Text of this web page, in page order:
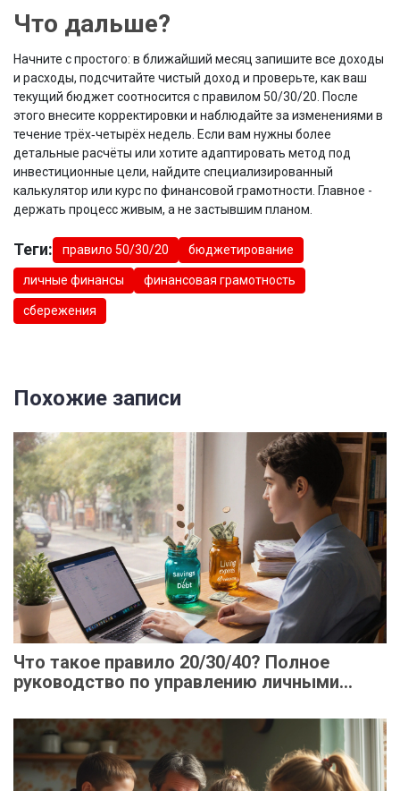
Что дальше?
Начните с простого: в ближайший месяц запишите все доходы
и расходы, подсчитайте чистый доход и проверьте, как ваш
текущий бюджет соотносится с правилом 50/30/20. После
этого внесите корректировки и наблюдайте за изменениями в
течение трёх‑четырёх недель. Если вам нужны более
детальные расчёты или хотите адаптировать метод под
инвестиционные цели, найдите специализированный
калькулятор или курс по финансовой грамотности. Главное -
держать процесс живым, а не застывшим планом.
Теги: правило 50/30/20 бюджетирование
личные финансы финансовая грамотность
сбережения
Похожие записи
Что такое правило 20/30/40? Полное
руководство по управлению личными